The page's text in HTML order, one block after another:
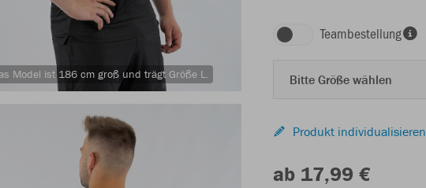
Model ist 186 cm groß und trägt Größe L.
Teambestellung
Bitte Größe wählen
Produkt individualisieren
ab 17,99 €